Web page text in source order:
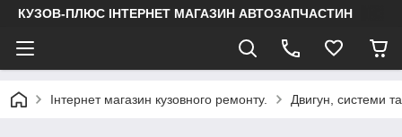
КУЗОВ-ПЛЮС ІНТЕРНЕТ МАГАЗИН АВТОЗАПЧАСТИН
Інтернет магазин кузовного ремонту. Двигун, системи